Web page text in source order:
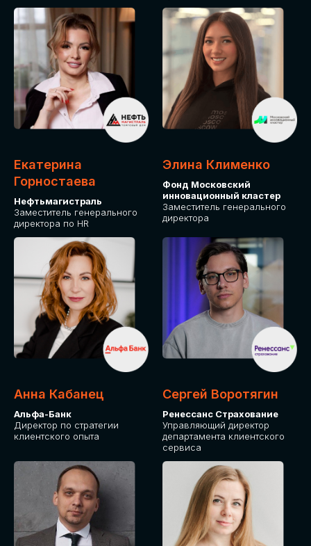
Екатерина
Горностаева
Нефтьмагистраль
Заместитель генерального
директора по HR
Элина Клименко
Фонд Московский
инновационный кластер
Заместитель генерального
директора
Анна Кабанец
Альфа-Банк
Директор по стратегии
клиентского опыта
Сергей Воротягин
Ренессанс Страхование
Управляющий директор
департамента клиентского
сервиса
Приглашаем стать партнером GLOBAL
TECH FORUM и презентовать ваши
решения целевой аудитории. Будем
рады сотрудничеству!
СТАНЬТЕ
ЭКСПОНЕНТОМ
ПОДАТЬ ЗАЯВКУ
IT Solutions for Business
СТОИМОСТЬ
УЧАСТИЯ